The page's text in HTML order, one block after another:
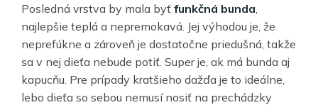
Posledná vrstva by mala byť funkčná bunda
najlepšie teplá a nepremokavá. Jej výhodou je, že
neprefúkne a zároveň je dostatočne priedušná, takže
sa v nej dieťa nebude potiť. Super je, ak má bunda aj
kapucňu. Pre prípady kratšieho dažďa je to ideálne,
lebo dieťa so sebou nemusí nosiť na prechádzky